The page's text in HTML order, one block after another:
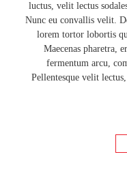
luctus, velit lectus
Nunc eu convallis velit.
lorem tortor lobortis
Maecenas pharetra,
fermentum arcu,
Pellentesque velit